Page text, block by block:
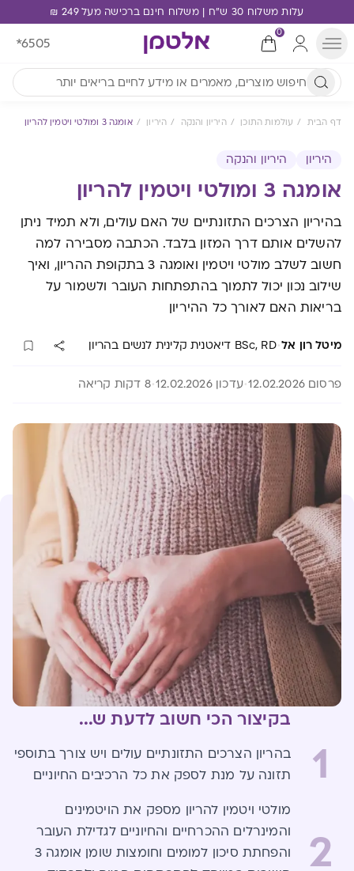
עלות משלוח 30 ש"ח | משלוח חינם ברכישה מעל 249 ₪
0
*6505
דף הבית עולמות התוכן היריון והנקה היריון אומגה 3 ומולטי ויטמין להריון
היריון היריון והנקה
אומגה 3 ומולטי ויטמין להריון
בהיריון הצרכים התזונתיים של האם עולים, ולא תמיד ניתן
להשלים אותם דרך המזון בלבד. הכתבה מסבירה למה
חשוב לשלב מולטי ויטמין ואומגה 3 בתקופת ההריון, ואיך
שילוב נכון יכול לתמוך בהתפתחות העובר ולשמור על
בריאות האם לאורך כל ההיריון
מיטל רון אל·BSc, RD דיאטנית קלינית לנשים בהריון
פרסום 12.02.2026 עדכון 12.02.2026 8 דקות קריאה
בקיצור הכי חשוב לדעת ש...
1
בהריון הצרכים התזונתיים עולים ויש צורך בתוספי
תזונה על מנת לספק את כל הרכיבים החיוניים
2
מולטי ויטמין להריון מספק את הויטמינים
והמינרלים ההכרחיים והחיוניים לגדילת העובר
והפחתת סיכון למומים וחומצות שומן אומגה 3